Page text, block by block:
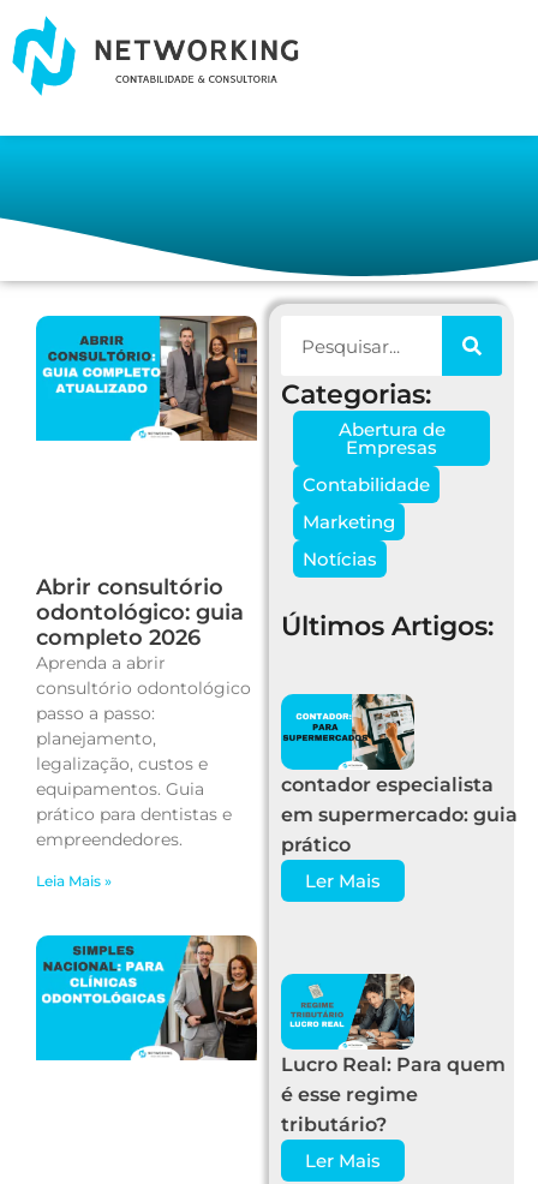
Abrir consultório
odontológico: guia
completo 2026
Aprenda a abrir
consultório odontológico
passo a passo:
planejamento,
legalização, custos e
equipamentos. Guia
prático para dentistas e
empreendedores.
Leia Mais »
Categorias:
Abertura de
Empresas
Contabilidade
Marketing
Notícias
Últimos Artigos:
contador especialista
em supermercado: guia
prático
Ler Mais
Lucro Real: Para quem
é esse regime
tributário?
Ler Mais